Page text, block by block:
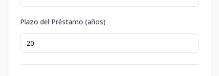
Plazo del Préstamo (años)